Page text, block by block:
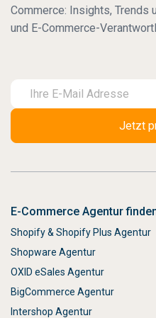
Commerce: Insights, Trends
und E-Commerce-
E-Commerce Agentur
Shopify & Shopify Plus Agentur
Shopware Agentur
OXID eSales Agentur
BigCommerce Agentur
Intershop Agentur